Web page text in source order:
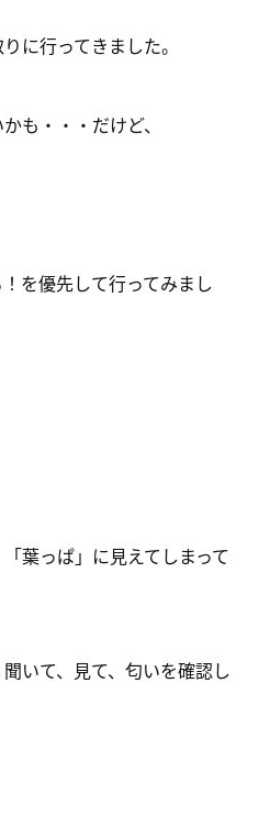
に行ってきました。
も・・・だけど、
を優先して行ってみまし
葉っぱ」に見えてしまって
いて、見て、匂いを確認し